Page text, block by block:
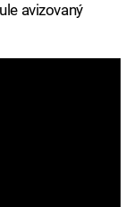
avizovaný